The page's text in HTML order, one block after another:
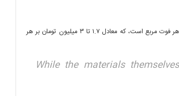
طبق بررسی انجام‌شده توسط Build.com، متوسط قیمت پارتیشن شیشه‌ای در ایالات متحده بین ۴۰ تا ۷۰ دلار بر هر فوت مربع است، که معادل ۱.۷ تا ۳ میلیون تومان بر هر
While the materials